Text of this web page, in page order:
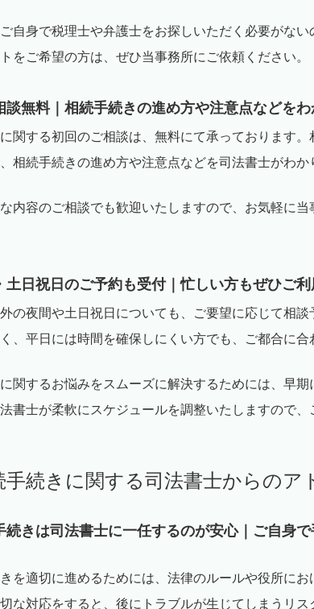
自身で税理士や弁護士をお探しいただく必要がな
をご希望の方は、ぜひ当事務所にご依頼ください。
無料｜相続手続きの進め方や注意点などを
関する初回のご相談は、無料にて承っております
相続手続きの進め方や注意点などを司法書士がわか
内容のご相談でも歓迎いたしますので、お気軽に
日祝日のご予約も受付｜忙しい方もぜひご
の夜間や土日祝日についても、ご要望に応じて相
、平日には時間を確保しにくい方でも、ご都合に合
関するお悩みをスムーズに解決するためには、早
書士が柔軟にスケジュールを調整いたしますので、
手続きに関する司法書士からのア
きは司法書士に一任するのが安心｜ご自身
を適切に進めるためには、法律のルールや役所に
な対応をすると、後にトラブルが生じてしまうリス